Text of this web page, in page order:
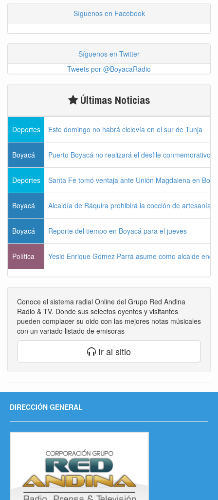
Síguenos en Facebook
Síguenos en Twitter
Tweets por @BoyacaRadio
Últimas Noticias
Deportes Este domingo no habrá ciclovía en el sur de Tunja
Boyacá Puerto Boyacá no realizará el desfile conmemorativo
Deportes Santa Fe tomó ventaja ante Unión Magdalena en
Boyacá Alcaldía de Ráquira prohibirá la cocción de
Boyacá Reporte del tiempo en Boyacá para el jueves
Política Yesid Enrique Gómez Parra asume como alcalde
Conoce el sistema radial Online del Grupo Red Andina
Radio & TV. Donde sus selectos oyentes y visitantes
pueden complacer su oido con las mejores notas músicales
con un variado listado de emisoras
Ir al sitio
DIRECCIÓN GENERAL